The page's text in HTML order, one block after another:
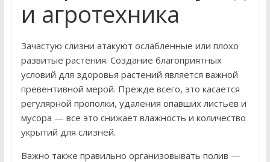
и агротехника
Зачастую слизни атакуют ослабленные или плохо
развитые растения. Создание благоприятных
условий для здоровья растений является важной
превентивной мерой. Прежде всего, это касается
регулярной прополки, удаления опавших листьев и
мусора — все это снижает влажность и количество
укрытий для слизней.
Важно также правильно организовывать полив —